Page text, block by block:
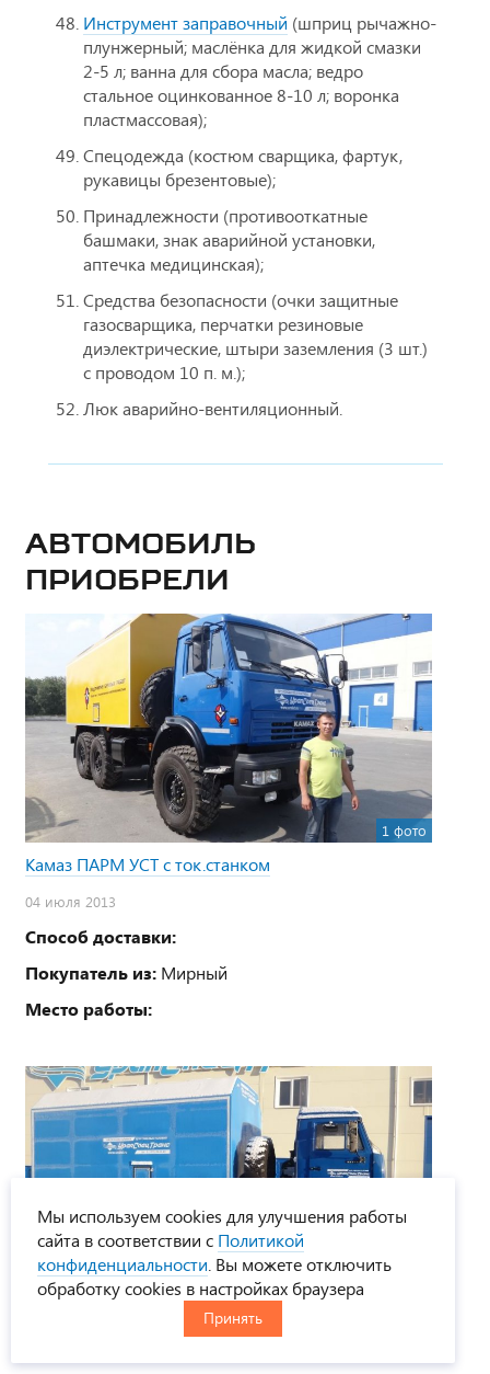
Инструмент заправочный (шприц рычажно-
плунжерный; маслёнка для жидкой смазки
2-5 л; ванна для сбора масла; ведро
стальное оцинкованное 8-10 л; воронка
пластмассовая);
Спецодежда (костюм сварщика, фартук,
рукавицы брезентовые);
Принадлежности (противооткатные
башмаки, знак аварийной установки,
аптечка медицинская);
Средства безопасности (очки защитные
газосварщика, перчатки резиновые
диэлектрические, штыри заземления (3 шт.)
с проводом 10 п. м.);
Люк аварийно-вентиляционный.
Автомобиль
приобрели
1 фото
Камаз ПАРМ УСТ с ток.станком
04 июля 2013
Способ доставки:
Покупатель из: Мирный
Место работы:
ПАРМ Камаз с токарным станком УСТ-5453
Мы используем cookies для улучшения работы
сайта в соответствии с Политикой
конфиденциальности . Вы можете отключить
обработку cookies в настройках браузера
Принять